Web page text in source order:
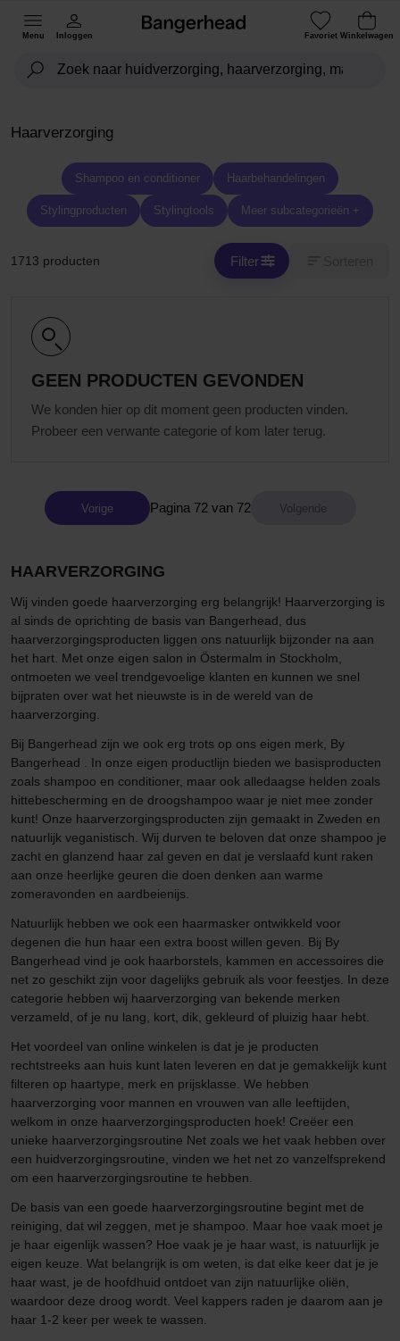
Menu Inloggen Favoriet Winkelwagen
Haarverzorging
Shampoo en conditioner Haarbehandelingen
Stylingproducten Stylingtools Meer subcategorieën +
1713 producten Filter
GEEN PRODUCTEN GEVONDEN
We konden hier op dit moment geen producten vinden.
Probeer een verwante categorie of kom later terug.
Vorige Pagina 72 van 72
HAARVERZORGING
Wij vinden goede haarverzorging erg belangrijk! Haarverzorging is
al sinds de oprichting de basis van Bangerhead, dus
haarverzorgingsproducten liggen ons natuurlijk bijzonder na aan
het hart. Met onze eigen salon in Östermalm in Stockholm,
ontmoeten we veel trendgevoelige klanten en kunnen we snel
bijpraten over wat het nieuwste is in de wereld van de
haarverzorging.
Bij Bangerhead zijn we ook erg trots op ons eigen merk, By
Bangerhead . In onze eigen productlijn bieden we basisproducten
zoals shampoo en conditioner, maar ook alledaagse helden zoals
hittebescherming en de droogshampoo waar je niet mee zonder
kunt! Onze haarverzorgingsproducten zijn gemaakt in Zweden en
natuurlijk veganistisch. Wij durven te beloven dat onze shampoo je
zacht en glanzend haar zal geven en dat je verslaafd kunt raken
aan onze heerlijke geuren die doen denken aan warme
zomeravonden en aardbeienijs.
Natuurlijk hebben we ook een haarmasker ontwikkeld voor
degenen die hun haar een extra boost willen geven. Bij By
Bangerhead vind je ook haarborstels, kammen en accessoires die
net zo geschikt zijn voor dagelijks gebruik als voor feestjes. In deze
categorie hebben wij haarverzorging van bekende merken
verzameld, of je nu lang, kort, dik, gekleurd of pluizig haar hebt.
Het voordeel van online winkelen is dat je je producten
rechtstreeks aan huis kunt laten leveren en dat je gemakkelijk kunt
filteren op haartype, merk en prijsklasse. We hebben
haarverzorging voor mannen en vrouwen van alle leeftijden,
welkom in onze haarverzorgingsproducten hoek! Creëer een
unieke haarverzorgingsroutine Net zoals we het vaak hebben over
een huidverzorgingsroutine, vinden we het net zo vanzelfsprekend
om een haarverzorgingsroutine te hebben.
De basis van een goede haarverzorgingsroutine begint met de
reiniging, dat wil zeggen, met je shampoo. Maar hoe vaak moet je
je haar eigenlijk wassen? Hoe vaak je je haar wast, is natuurlijk je
eigen keuze. Wat belangrijk is om weten, is dat elke keer dat je je
haar wast, je de hoofdhuid ontdoet van zijn natuurlijke oliën,
waardoor deze droog wordt. Veel kappers raden je daarom aan je
haar 1-2 keer per week te wassen.